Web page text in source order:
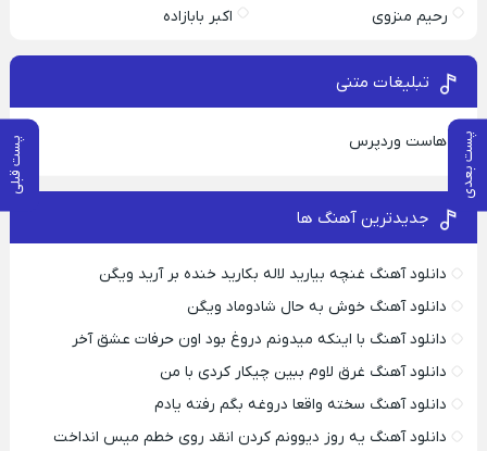
پست بعدی پست قبلی
رحیم منزوی اکبر بابازاده
تبلیغات متنی
هاست وردپرس
جدیدترین آهنگ ها
دانلود آهنگ غنچه بیارید لاله بکارید خنده بر آرید ویگن
دانلود آهنگ خوش به حال شادوماد ویگن
دانلود آهنگ با اینکه میدونم دروغ بود اون حرفات عشق آخر
دانلود آهنگ غرق لاوم ببین چیکار کردی با من
دانلود آهنگ سخته واقعا دروغه بگم رفته یادم
دانلود آهنگ یه روز دیوونم کردن انقد روی خطم میس انداخت